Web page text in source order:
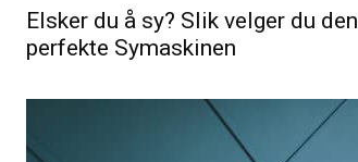
Elsker du å sy? Slik velger du den
perfekte Symaskinen